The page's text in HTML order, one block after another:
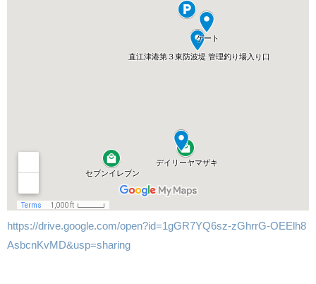
https://drive.google.com/open?id=1gGR7YQ6sz-zGhrrG-OEElh8
AsbcnKvMD&usp=sharing